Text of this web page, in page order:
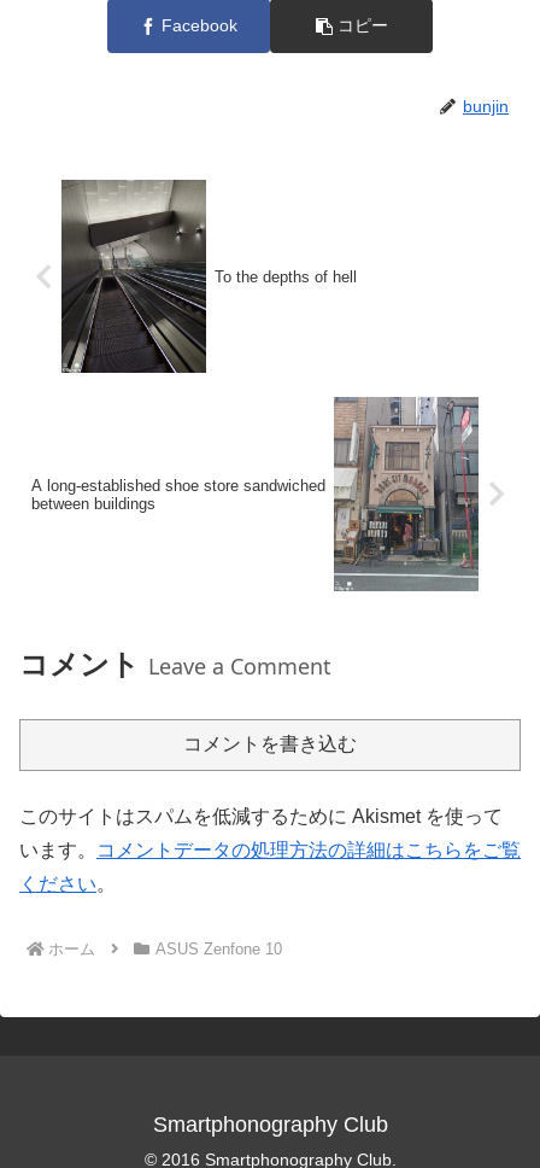
Facebook コピー
bunjin
To the depths of hell
A long-established shoe store sandwiched
between buildings
コメント Leave a Comment
コメントを書き込む
このサイトはスパムを低減するために Akismet を使って
います。
コメントデータの処理方法の詳細はこちらをご覧
ください。
ホーム ASUS Zenfone 10
Smartphonography Club
© 2016 Smartphonography Club.